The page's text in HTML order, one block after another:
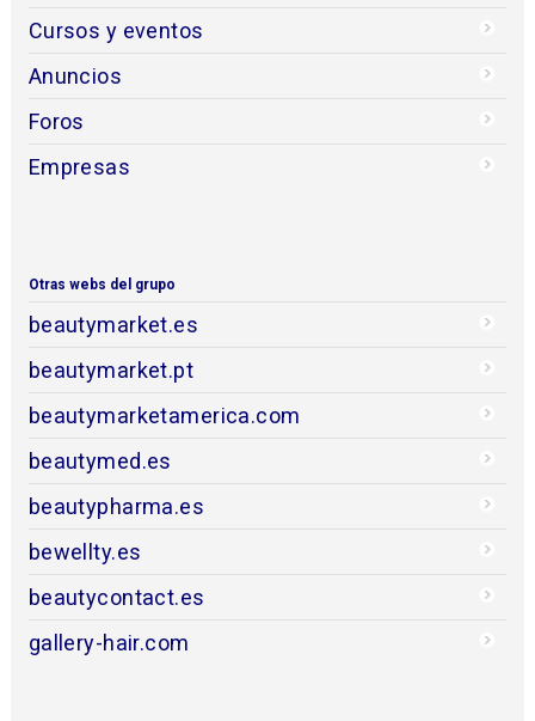
Cursos y eventos
Anuncios
Foros
Empresas
Otras webs del grupo
beautymarket.es
beautymarket.pt
beautymarketamerica.com
beautymed.es
beautypharma.es
bewellty.es
beautycontact.es
gallery-hair.com